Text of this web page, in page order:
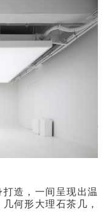
造，一间呈现出温
何形大理石茶几，